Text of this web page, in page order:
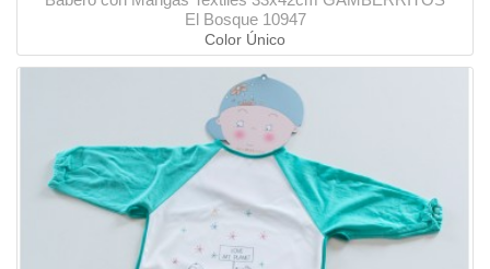
El Bosque 10947
Color Único